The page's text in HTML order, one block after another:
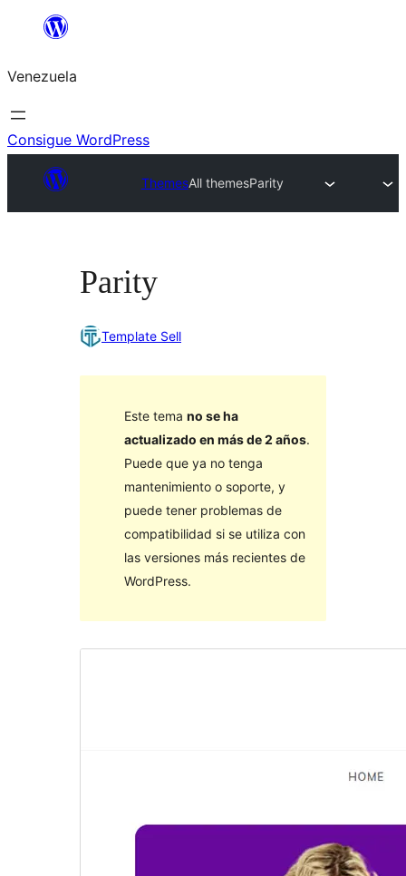
Saltar
contenido
Venezuela
Consigue WordPress
ThemesAll themesParity
Parity
Template Sell
Este tema no se ha
actualizado en más de 2 años.
Puede que ya no tenga
mantenimiento o soporte, y
puede tener problemas de
compatibilidad si se utiliza con
las versiones más recientes de
WordPress.